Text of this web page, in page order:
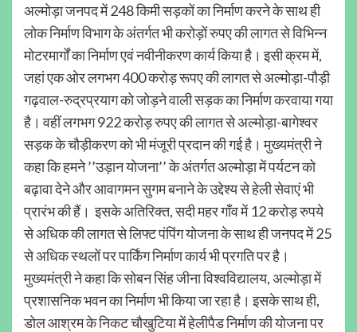
अल्मोड़ा जनपद में 248 किमी सड़कों का निर्माण करने के साथ ही
लोक निर्माण विभाग के अंतर्गत भी करोड़ों रुपए की लागत से विभिन्न
मोटरमार्गों का निर्माण एवं नवीनीकरण कार्य किया है। इसी क्रम में,
जहां एक ओर लगभग 400 करोड़ रूपए की लागत से अल्मोड़ा-पौड़ी
गढ़वाल-रुद्रप्रयाग को जोड़ने वाली सड़क का निर्माण करवाया गया
है। वहीं लगभग 922 करोड़ रुपए की लागत से अल्मोड़ा-बागेश्वर
सड़क के चौड़ीकरण को भी मंजूरी प्रदान की गई है। मुख्यमंत्री ने
कहा कि हमने ’’उड़ान योजना’’ के अंतर्गत अल्मोड़ा में पर्यटन को
बढ़ावा देने और आवागमन सुगम बनाने के उद्देश्य से हेली सेवाएं भी
प्रारंभ की हैं। इसके अतिरिक्त, सदी महर गाँव में 12 करोड़ रुपये
से अधिक की लागत से लिफ्ट पंपिंग योजना के साथ ही जनपद में 25
से अधिक स्थलों पर पार्किंग निर्माण कार्य भी प्रगति पर है।
मुख्यमंत्री ने कहा कि सोबन सिंह जीना विश्वविद्यालय, अल्मोड़ा में
प्रशासनिक भवन का निर्माण भी किया जा रहा है। इसके साथ ही,
डोल आश्रम के निकट चौखुटिया में हेलीपैड निर्माण की योजना पर